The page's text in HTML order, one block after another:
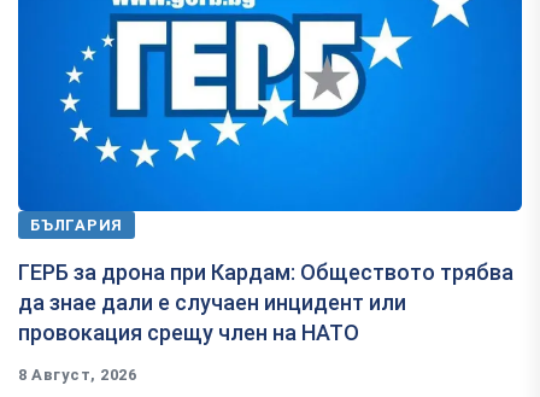
БЪЛГАРИЯ
ГЕРБ за дрона при Кардам: Обществото трябва
да знае дали е случаен инцидент или
провокация срещу член на НАТО
8 Август, 2026